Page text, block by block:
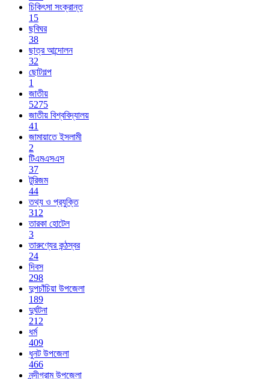
চিকিৎসা সংক্রান্ত
15
ছবিঘর
38
ছাত্র আন্দোলন
32
ছোটগল্প
1
জাতীয়
5275
জাতীয় বিশ্ববিদ্যালয়
41
জামায়াতে ইসলামী
2
টিএমএসএস
37
টুরিজম
44
তথ্য ও প্রযুক্তি
312
তারকা হোটেল
3
তারুণ্যের কন্ঠস্বর
24
দিবস
298
দুপচাঁচিয়া উপজেলা
189
দুর্ঘটনা
212
ধর্ম
409
ধুনট উপজেলা
466
নন্দীগ্রাম উপজেলা